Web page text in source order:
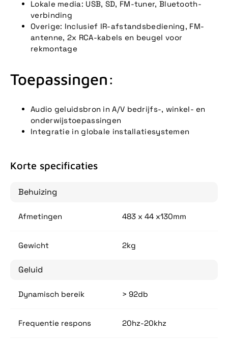
Lokale media: USB, SD, FM-tuner, Bluetooth-
verbinding
Overige: Inclusief IR-afstandsbediening, FM-
antenne, 2x RCA-kabels en beugel voor
rekmontage
Toepassingen:
Audio geluidsbron in A/V bedrijfs-, winkel- en
onderwijstoepassingen
Integratie in globale installatiesystemen
Korte specificaties
Behuizing
Afmetingen 483 x 44 x130mm
Gewicht 2kg
Geluid
Dynamisch bereik > 92db
Frequentie respons 20hz-20khz